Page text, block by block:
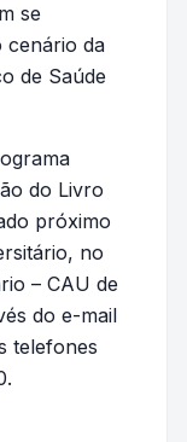
se
cenário da
de Saúde
do Livro
próximo
no
– CAU de
do e-mail
telefones